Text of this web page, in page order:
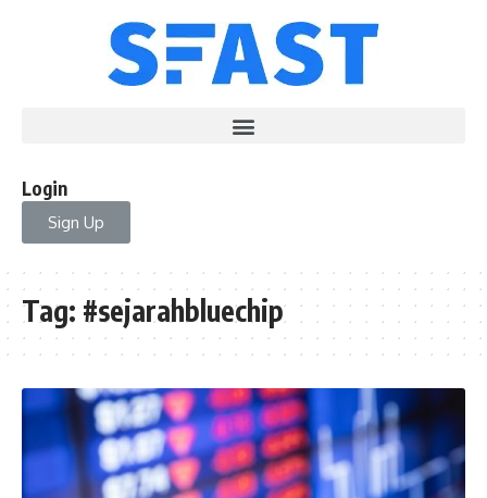
Login
Sign Up
Tag: #sejarahbluechip